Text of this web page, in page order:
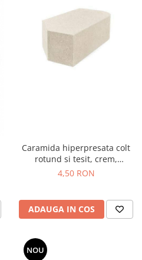
Caramida hiperpresata colt
rotund si tesit, crem,
250x120x65 mm
4,50 RON
ADAUGA IN COS
NOU